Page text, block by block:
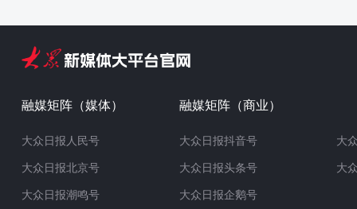
融媒矩阵（媒体）
大众日报人民号
大众日报北京号
大众日报潮鸣号
融媒矩阵（商业）
大众日报抖音号
大众日报头条号
大众日报企鹅号
大
大